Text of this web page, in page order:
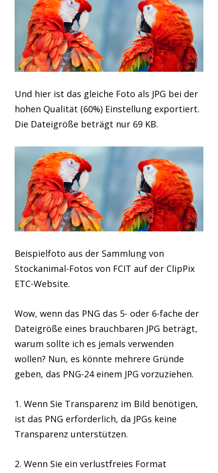
Und hier ist das gleiche Foto als JPG bei der
hohen Qualität (60%) Einstellung exportiert.
Die Dateigröße beträgt nur 69 KB.
Beispielfoto aus der Sammlung von
Stockanimal-Fotos von FCIT auf der ClipPix
ETC-Website.
Wow, wenn das PNG das 5- oder 6-fache der
Dateigröße eines brauchbaren JPG beträgt,
warum sollte ich es jemals verwenden
wollen? Nun, es könnte mehrere Gründe
geben, das PNG-24 einem JPG vorzuziehen.
1. Wenn Sie Transparenz im Bild benötigen,
ist das PNG erforderlich, da JPGs keine
Transparenz unterstützen.
2. Wenn Sie ein verlustfreies Format